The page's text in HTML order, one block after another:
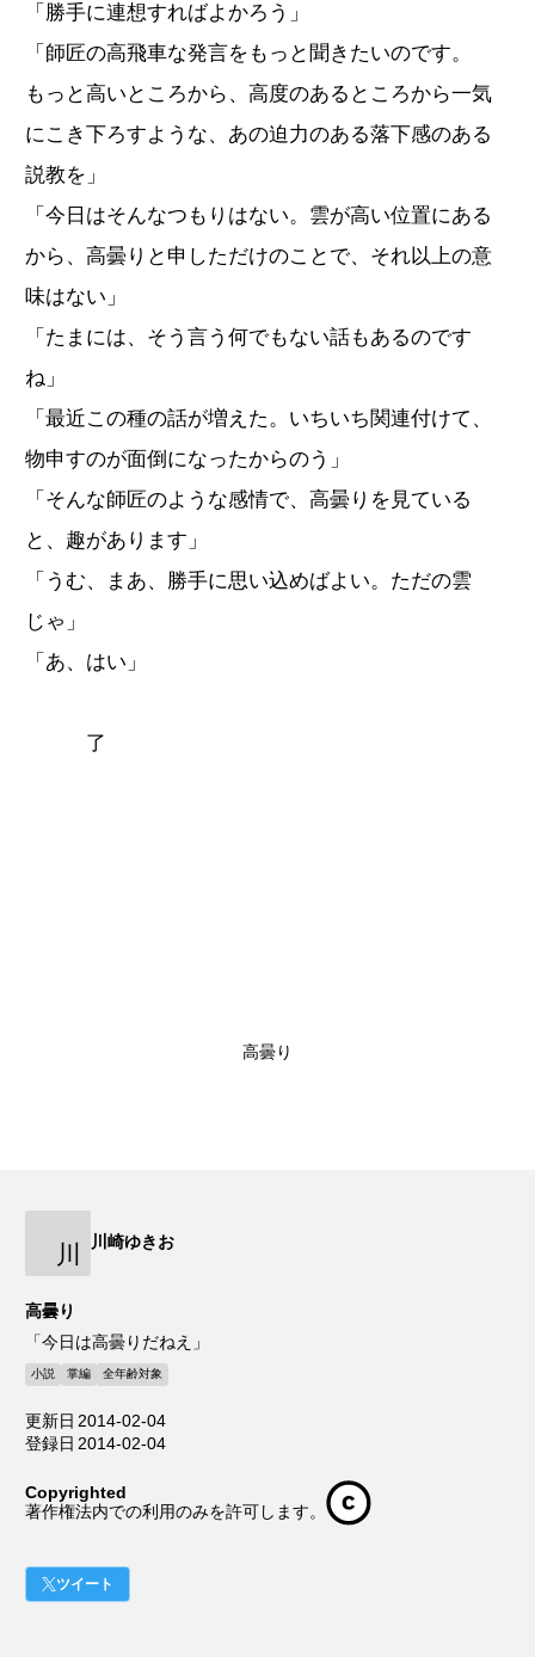
「勝手に連想すればよかろう」
「師匠の高飛車な発言をもっと聞きたいのです。
もっと高いところから、高度のあるところから一気
にこき下ろすような、あの迫力のある落下感のある
説教を」
「今日はそんなつもりはない。雲が高い位置にある
から、高曇りと申しただけのことで、それ以上の意
味はない」
「たまには、そう言う何でもない話もあるのです
ね」
「最近この種の話が増えた。いちいち関連付けて、
物申すのが面倒になったからのう」
「そんな師匠のような感情で、高曇りを見ている
と、趣があります」
「うむ、まあ、勝手に思い込めばよい。ただの雲
じゃ」
「あ、はい」
了
高曇り
川 川崎ゆきお
高曇り
「今日は高曇りだねえ」
小説 掌編 全年齢対象
更新日 2014-02-04
登録日 2014-02-04
Copyrighted
著作権法内での利用のみを許可します。
ツイート